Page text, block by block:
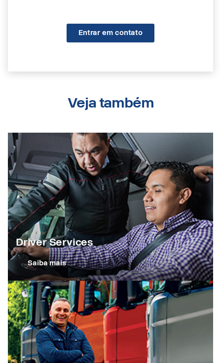
Entrar em contato
Veja também
Driver Services
Saiba mais